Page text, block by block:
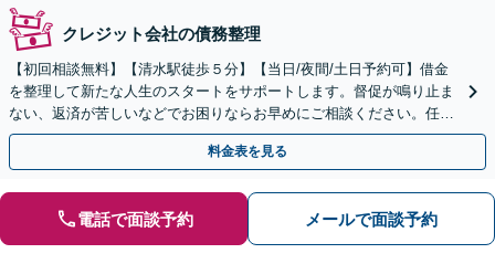
クレジット会社の債務整理
【初回相談無料】【清水駅徒歩５分】【当日/夜間/土日予約可】借金
を整理して新たな人生のスタートをサポートします。督促が鳴り止ま
ない、返済が苦しいなどでお困りならお早めにご相談ください。任意
整理・個人再生・個人/法人破産などにより解決します。
料金表を見る
電話で面談予約 メールで面談予約